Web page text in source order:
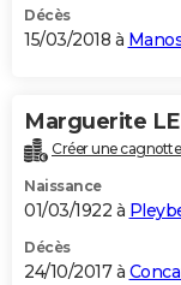
Décès
15/03/2018 à
Marguerite
Créer une
Naissance
01/03/1922 à
Décès
24/10/2017 à